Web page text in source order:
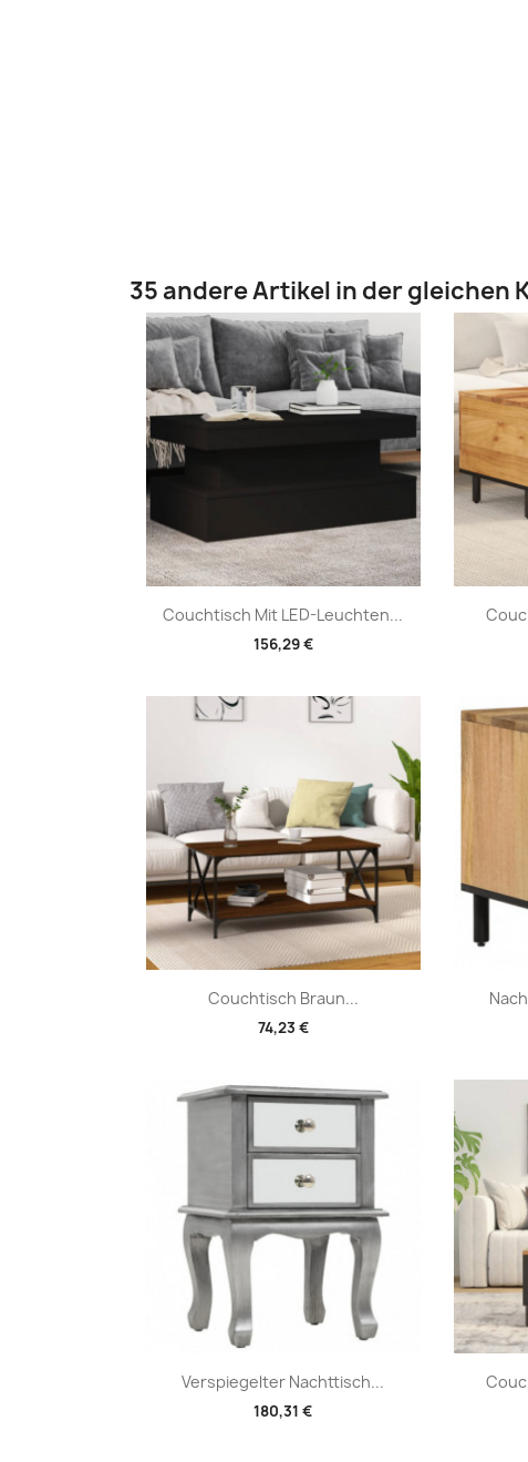
35 andere Artikel in der gleichen
Couchtisch Mit LED-Leuchten...
156,29 €
 Vorschau
Couchtisch Braun...
74,23 €
Vorschau
Verspiegelter Nachttisch...
180,31 €
Vorschau